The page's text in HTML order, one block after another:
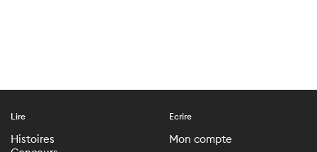
Lire
Histoires
Ecrire
Mon compte